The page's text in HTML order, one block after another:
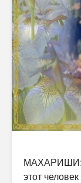
МАХАРИШИ:
этот